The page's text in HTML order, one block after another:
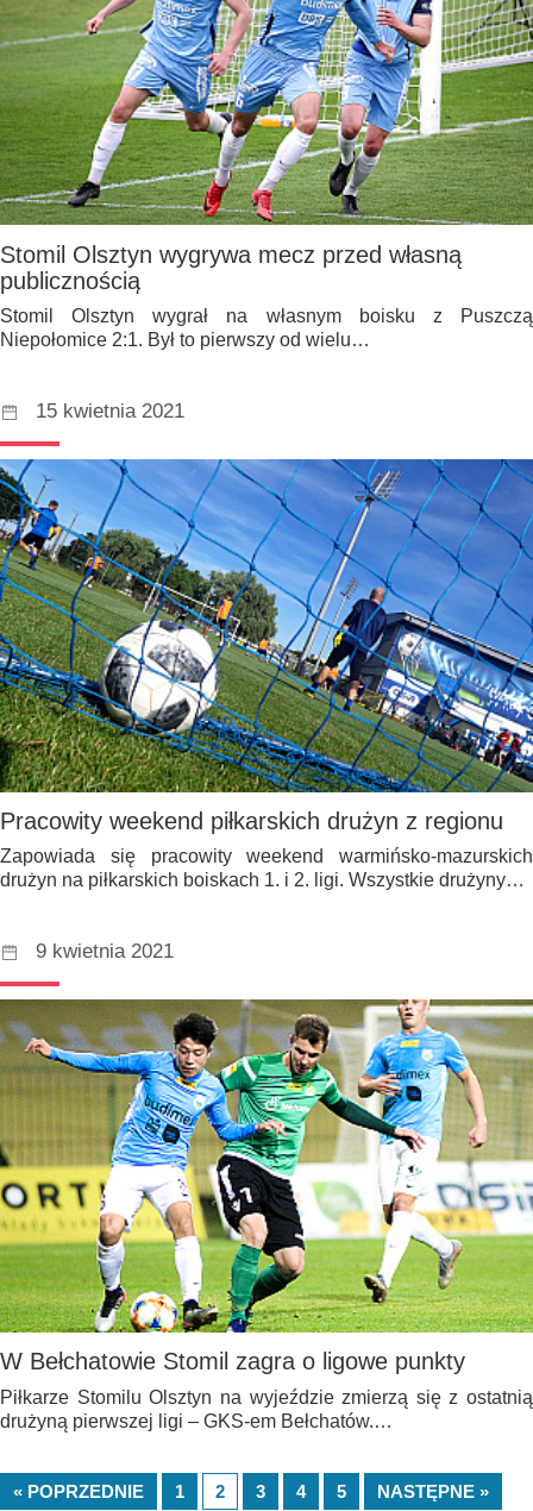
Stomil Olsztyn wygrywa mecz przed własną
publicznością
Stomil Olsztyn wygrał na własnym boisku z Puszczą
Niepołomice 2:1. Był to pierwszy od wielu…
15 kwietnia 2021
Pracowity weekend piłkarskich drużyn z regionu
Zapowiada się pracowity weekend warmińsko-mazurskich
drużyn na piłkarskich boiskach 1. i 2. ligi. Wszystkie drużyny…
9 kwietnia 2021
W Bełchatowie Stomil zagra o ligowe punkty
Piłkarze Stomilu Olsztyn na wyjeździe zmierzą się z ostatnią
drużyną pierwszej ligi – GKS-em Bełchatów.…
« POPRZEDNIE 1 2 3 4 5 NASTĘPNE »